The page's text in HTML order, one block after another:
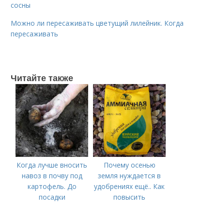
сосны
Можно ли пересаживать цветущий лилейник. Когда
пересаживать
Читайте также
Когда лучше вносить
навоз в почву под
картофель. До
посадки
Почему осенью
земля нуждается в
удобрениях ещё.. Как
повысить